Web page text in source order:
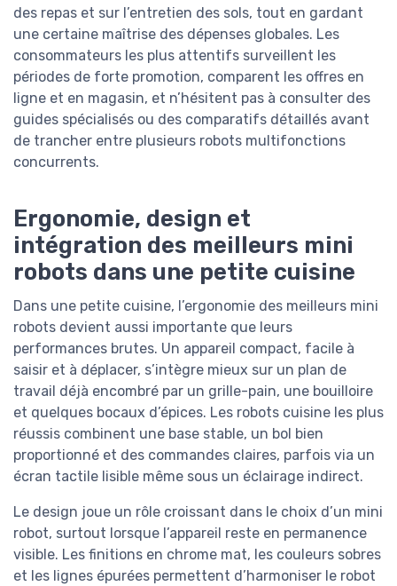
des repas et sur l’entretien des sols, tout en gardant
une certaine maîtrise des dépenses globales. Les
consommateurs les plus attentifs surveillent les
périodes de forte promotion, comparent les offres en
ligne et en magasin, et n’hésitent pas à consulter des
guides spécialisés ou des comparatifs détaillés avant
de trancher entre plusieurs robots multifonctions
concurrents.
Ergonomie, design et
intégration des meilleurs mini
robots dans une petite cuisine
Dans une petite cuisine, l’ergonomie des meilleurs mini
robots devient aussi importante que leurs
performances brutes. Un appareil compact, facile à
saisir et à déplacer, s’intègre mieux sur un plan de
travail déjà encombré par un grille-pain, une bouilloire
et quelques bocaux d’épices. Les robots cuisine les plus
réussis combinent une base stable, un bol bien
proportionné et des commandes claires, parfois via un
écran tactile lisible même sous un éclairage indirect.
Le design joue un rôle croissant dans le choix d’un mini
robot, surtout lorsque l’appareil reste en permanence
visible. Les finitions en chrome mat, les couleurs sobres
et les lignes épurées permettent d’harmoniser le robot